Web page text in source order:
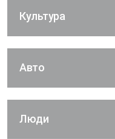
Культура
Авто
Люди